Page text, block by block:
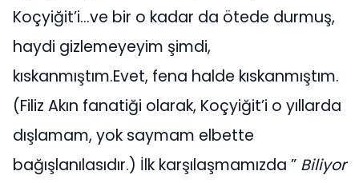
Koçyiğit’i…ve bir o kadar da ötede durmuş,
haydi gizlemeyeyim şimdi,
kıskanmıştım.Evet, fena halde kıskanmıştım.
(Filiz Akın fanatiği olarak, Koçyiğit’i o yıllarda
dışlamam, yok saymam elbette
bağışlanılasıdır.) İlk karşılaşmamızda ” Biliyor